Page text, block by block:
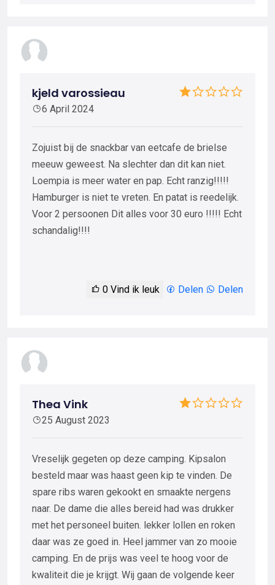
kjeld varossieau
6 April 2024
Zojuist bij de snackbar van eetcafe de brielse
meeuw geweest. Na slechter dan dit kan niet.
Loempia is meer water en pap. Echt ranzig!!!!!
Hamburger is niet te vreten. En patat is reedelijk.
Voor 2 persoonen Dit alles voor 30 euro !!!!! Echt
schandalig!!!!
0 Vind ik leuk Delen Delen
Thea Vink
25 August 2023
Vreselijk gegeten op deze camping. Kipsalon
besteld maar was haast geen kip te vinden. De
spare ribs waren gekookt en smaakte nergens
naar. De dame die alles bereid had was drukker
met het personeel buiten. lekker lollen en roken
daar was ze goed in. Heel jammer van zo mooie
camping. En de prijs was veel te hoog voor de
kwaliteit die je krijgt. Wij gaan de volgende keer